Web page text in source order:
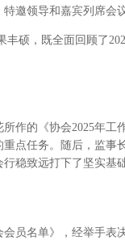
邀领导和嘉宾列席会
，既全面回顾了
的《协会2025年工
点任务。随后，监事
稳致远打下了坚实基
员名单》，经举手表